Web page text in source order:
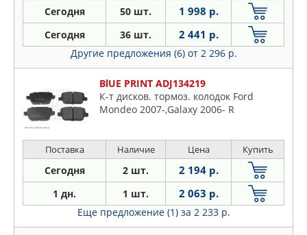
Сегодня 50 шт. 1 998 р.
Сегодня 36 шт. 2 441 р.
Другие предложения (6) от 2 296 р.
BlUE PRINT ADJ134219
К-т дисков. тормоз. колодок Ford
Mondeo 2007-,Galaxy 2006- R
Поставка Наличие Цена Купить
Сегодня 2 шт. 2 194 р.
1 дн. 1 шт. 2 063 р.
Еще предложение (1) за 2 233 р.